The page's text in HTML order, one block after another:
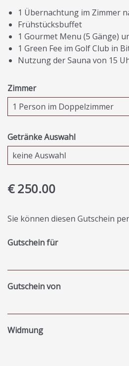
1 Übernachtung im Zimmer
Frühstücksbuffet
1 Gourmet Menu (5 Gänge)
1 Green Fee im Golf Club in
Nutzung der Sauna von 15
Zimmer
Getränke Auswahl
€ 250.00
Sie können diesen Gutschein
Gutschein für
Gutschein von
Widmung